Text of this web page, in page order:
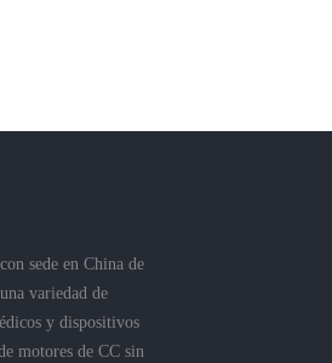
sede en China de
variedad de
y dispositivos
motores de CC sin